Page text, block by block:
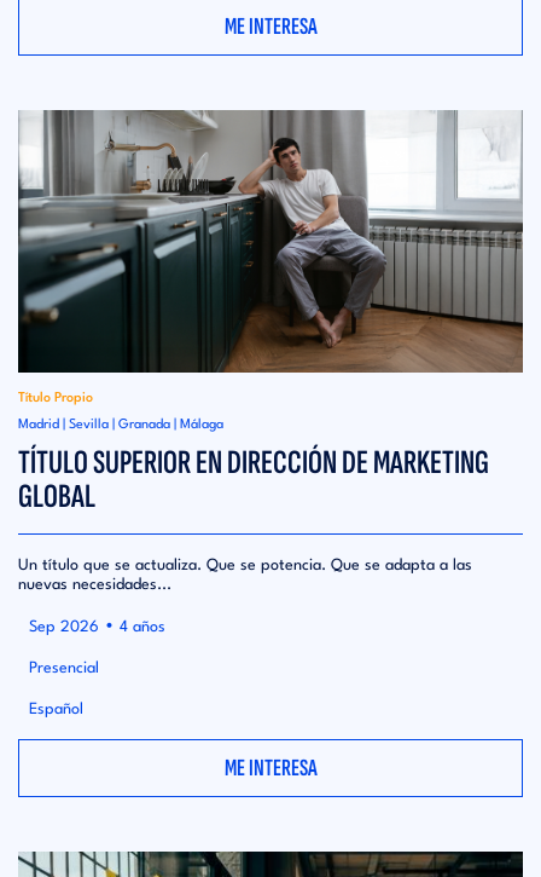
ME INTERESA
Título Propio
Madrid | Sevilla | Granada | Málaga
TÍTULO SUPERIOR EN DIRECCIÓN DE MARKETING
GLOBAL
Un título que se actualiza. Que se potencia. Que se adapta a las
nuevas necesidades...
Sep 2026 • 4 años
Presencial
Español
ME INTERESA